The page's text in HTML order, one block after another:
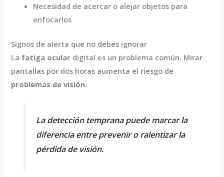
Necesidad de acercar o alejar objetos para
enfocarlos
Signos de alerta que no debes ignorar
La fatiga ocular digital es un problema común. Mirar
pantallas por dos horas aumenta el riesgo de
problemas de visión.
La detección temprana puede marcar la
diferencia entre prevenir o ralentizar la
pérdida de visión.